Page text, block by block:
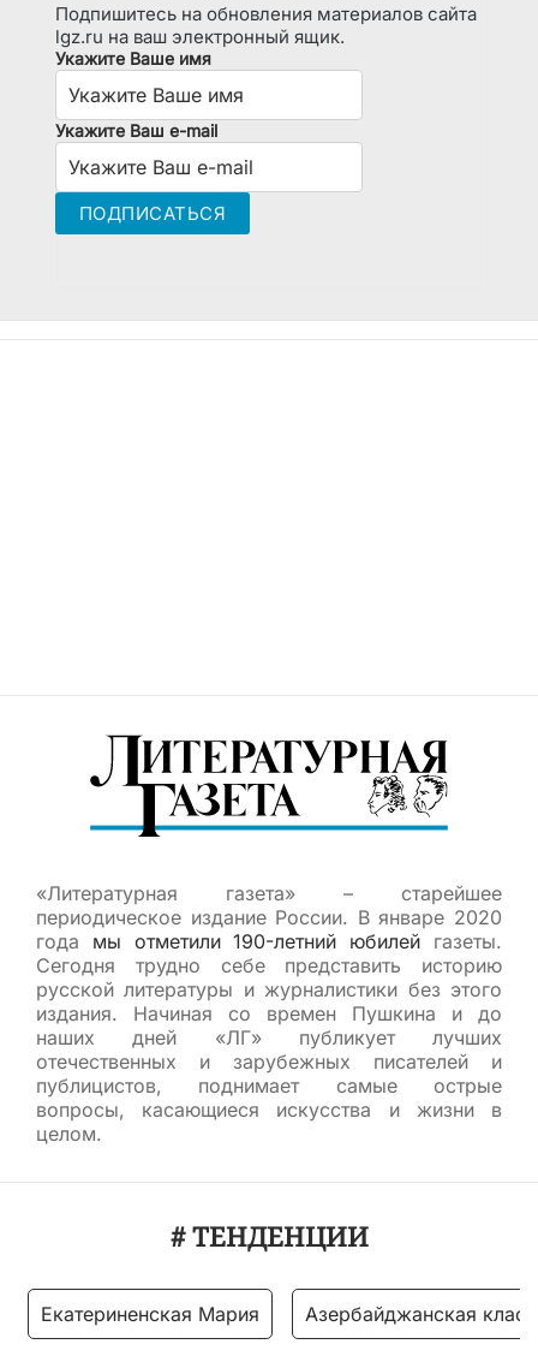
Подпишитесь на обновления материалов сайта
lgz.ru на ваш электронный ящик.
Укажите Ваше имя
Укажите Ваш e-mail
«Литературная газета» – старейшее
периодическое издание России. В январе 2020
года мы отметили 190-летний юбилей газеты.
Сегодня трудно себе представить историю
русской литературы и журналистики без этого
издания. Начиная со времен Пушкина и до
наших дней «ЛГ» публикует лучших
отечественных и зарубежных писателей и
публицистов, поднимает самые острые
вопросы, касающиеся искусства и жизни в
целом.
# ТЕНДЕНЦИИ
Екатериненская Мария Азербайджанская